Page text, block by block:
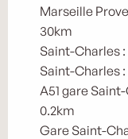
Marseille
30km
Saint-Charles
Saint-Charles :
A51 gare
0.2km
Gare Saint-